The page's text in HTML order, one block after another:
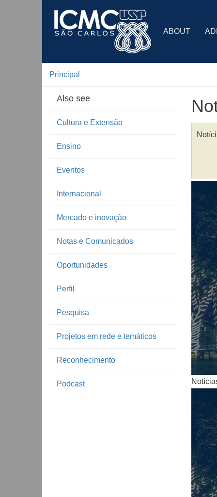
ABOUT
Principal
Also see
Cultura e Extensão
Ensino
Eventos
Internacional
Mercado e inovação
Notas e Comunicados
Oportunidades
Perfil
Pesquisa
Projetos em rede e temáticos
Reconhecimento
Podcast